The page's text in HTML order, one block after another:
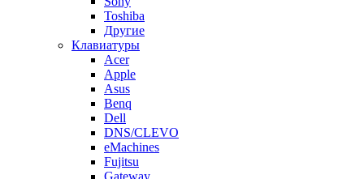
Toshiba
Другие
Клавиатуры
Acer
Apple
Asus
Benq
Dell
DNS/CLEVO
eMachines
Fujitsu
Gateway